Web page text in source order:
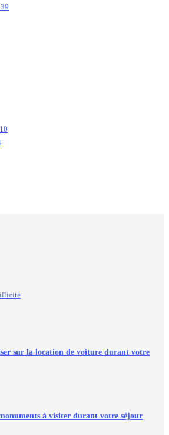
39
10
illicite
sur la location de voiture durant votre
à visiter durant votre séjour